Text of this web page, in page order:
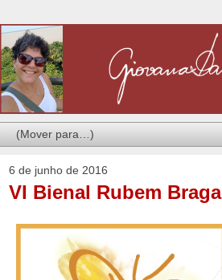
6 de junho de 2016
VI Bienal Rubem Braga